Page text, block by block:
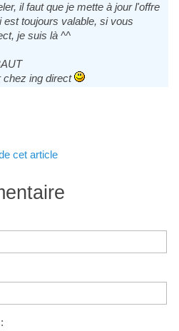
il faut que je mette à jour l'offre
est toujours valable, si vous
je suis là ^^
chez ing direct
cet article